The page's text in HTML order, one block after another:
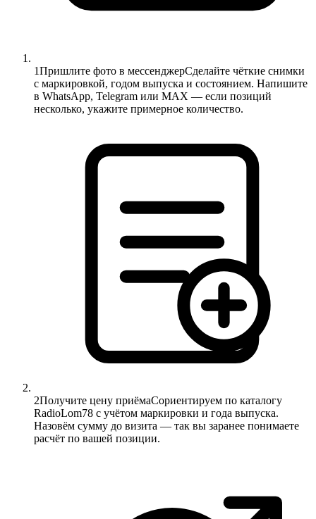
1Пришлите фото в мессенджерСделайте чёткие снимки
с маркировкой, годом выпуска и состоянием. Напишите
в WhatsApp, Telegram или MAX — если позиций
несколько, укажите примерное количество.
2Получите цену приёмаСориентируем по каталогу
RadioLom78 с учётом маркировки и года выпуска.
Назовём сумму до визита — так вы заранее понимаете
расчёт по вашей позиции.